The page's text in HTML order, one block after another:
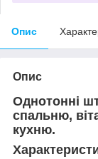
Опис
Опис
Однотонні
спальню,
кухню.